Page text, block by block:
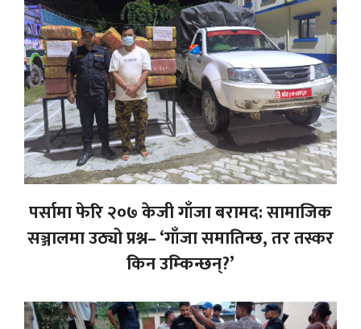
पर्सामा फेरि २०७ केजी गाँजा बरामद: सामाजिक
सञ्जालमा उठ्यो प्रश्न– ‘गाँजा समातिन्छ, तर तस्कर
किन उम्किन्छन्?’